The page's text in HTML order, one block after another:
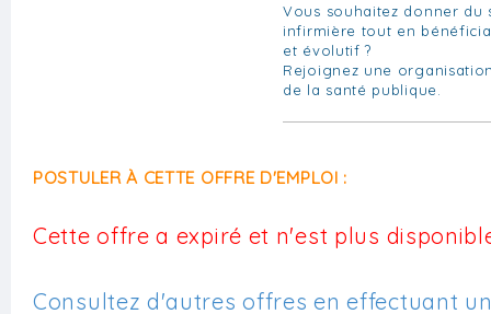
Vous souhaitez donner du
infirmière tout en
et évolutif ?
Rejoignez une
de la santé publique.
POSTULER À CETTE OFFRE D'EMPLOI :
Cette offre a expiré et n'est plus
Consultez d'autres offres en effectuant